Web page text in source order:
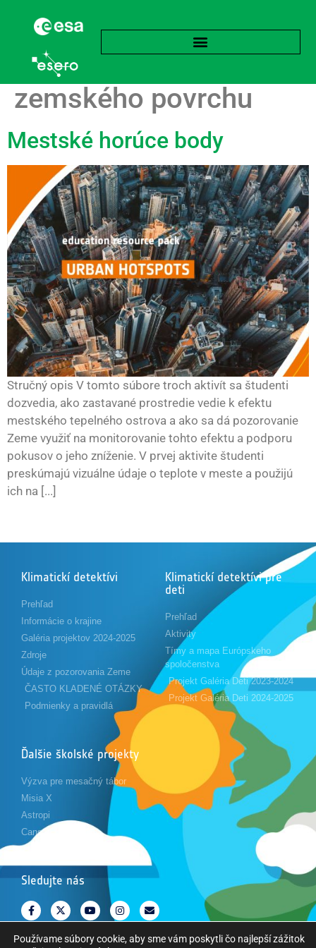
Značka:Teplota
zemského povrchu
Mestské horúce body
Stručný opis V tomto súbore troch aktivít sa študenti
dozvedia, ako zastavané prostredie vedie k efektu
mestského tepelného ostrova a ako sa dá pozorovanie
Zeme využiť na monitorovanie tohto efektu a podporu
pokusov o jeho zníženie. V prvej aktivite študenti
preskúmajú vizuálne údaje o teplote v meste a použijú
ich na [...]
Klimatickí detektívi
Prehľad
Informácie o krajine
Galéria projektov 2024-2025
Zdroje
Údaje z pozorovania Zeme
ČASTO KLADENÉ OTÁZKY
Podmienky a pravidlá
Klimatickí detektívi pre
deti
Prehľad
Aktivity
Tímy a mapa Európskeho
spoločenstva
Projekt Galéria Deti 2023-2024
Projekt Galéria Deti 2024-2025
Ďalšie školské projekty
Výzva pre mesačný tábor
Misia X
Astropi
Cansat
Sledujte nás
Používame súbory cookie, aby sme vám poskytli čo najlepší zážitok